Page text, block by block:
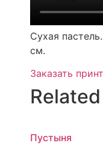
Сухая
см.
Заказать принт
Пустыня